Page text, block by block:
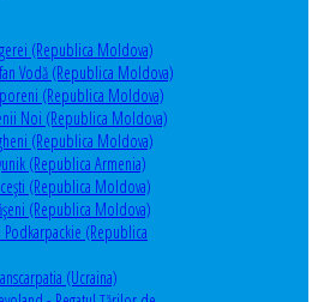
(Republica Moldova)
Vodă (Republica Moldova)
(Republica Moldova)
Noi (Republica Moldova)
(Republica Moldova)
(Republica Armenia)
(Republica Moldova)
(Republica Moldova)
(Republica
(Ucraina)